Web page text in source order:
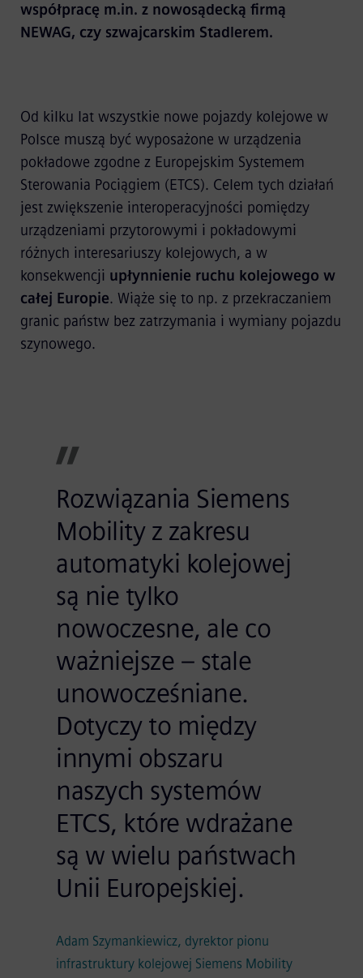
współpracę m.in. z nowosądecką firmą
NEWAG, czy szwajcarskim Stadlerem.
Od kilku lat wszystkie nowe pojazdy kolejowe w
Polsce muszą być wyposażone w urządzenia
pokładowe zgodne z Europejskim Systemem
Sterowania Pociągiem (ETCS). Celem tych działań
jest zwiększenie interoperacyjności pomiędzy
urządzeniami przytorowymi i pokładowymi
różnych interesariuszy kolejowych, a w
konsekwencji upłynnienie ruchu kolejowego w
całej Europie. Wiąże się to np. z przekraczaniem
granic państw bez zatrzymania i wymiany pojazdu
szynowego.
Rozwiązania Siemens
Mobility z zakresu
automatyki kolejowej
są nie tylko
nowoczesne, ale co
ważniejsze – stale
unowocześniane.
Dotyczy to między
innymi obszaru
naszych systemów
ETCS, które wdrażane
są w wielu państwach
Unii Europejskiej.
Adam Szymankiewicz, dyrektor pionu
infrastruktury kolejowej Siemens Mobility